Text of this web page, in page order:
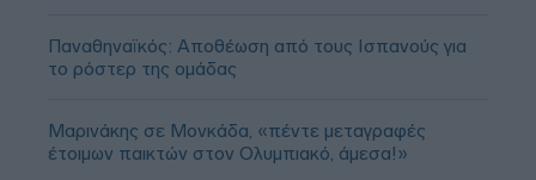
Παναθηναϊκός: Αποθέωση από τους Ισπανούς για
το ρόστερ της ομάδας
Μαρινάκης σε Μονκάδα, «πέντε μεταγραφές
έτοιμων παικτών στον Ολυμπιακό, άμεσα!»